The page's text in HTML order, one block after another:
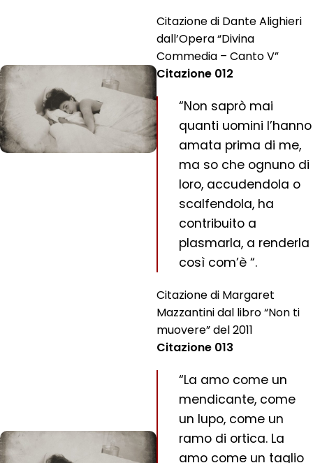
Citazione di Dante Alighieri
dall’Opera “Divina
Commedia – Canto V”
Citazione 012
“Non saprò mai
quanti uomini l’hanno
amata prima di me,
ma so che ognuno di
loro, accudendola o
scalfendola, ha
contribuito a
plasmarla, a renderla
così com’è “.
Citazione di Margaret
Mazzantini dal libro “Non ti
muovere” del 2011
Citazione 013
“La amo come un
mendicante, come
un lupo, come un
ramo di ortica. La
amo come un taglio